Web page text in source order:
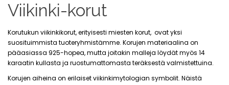
Viikinki-korut
Korutukun viikinkikorut, erityisesti miesten korut, ovat yksi
suosituimmista tuoteryhmistämme. Korujen materiaalina on
pääasiassa 925-hopea, mutta joitakin malleja löydät myös 14
karaatin kullasta ja ruostumattomasta teräksestä valmistettuina.
Korujen aiheina on erilaiset viikinkimytologian symbolit. Näistä